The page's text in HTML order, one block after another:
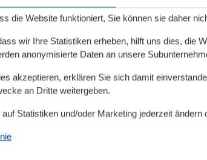
Garten++ WOHNEN // Wohnraum mit
TV (Kabel), CD- und DVD-Player ++ KÜCHE
Gefrierfach, Backofen, Mikrowelle,
Crepes Maker, Waffeleisen,
++ SCHLAFEN // 3 separate
++ BAD // 2 Bäder, 1x Tageslichtbad mit
Sauna im OG ++ AUSSENBEREICH //
Terrasse mit Holzfußboden und
Internetzugang (WLan) kostenfrei, gegen
und Badetuch), Kinderreisebett ++
die Website funktioniert, Sie können sie daher
wir Ihre Statistiken erheben, hilft uns dies, die
anonymisierte Daten an unsere
akzeptieren, erklären Sie sich damit
an Dritte weitergeben.
Statistiken und/oder Marketing jederzeit ändern